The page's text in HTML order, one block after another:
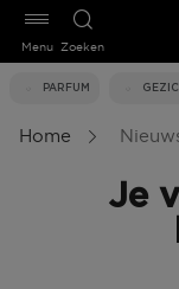
Zoeken
PARFUM
Menu
Home
Je